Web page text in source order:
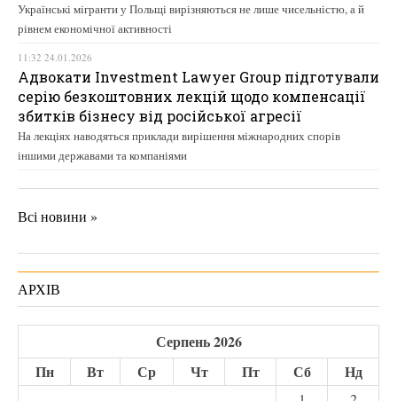
Українські мігранти у Польщі вирізняються не лише чисельністю, а й
рівнем економічної активності
11:32 24.01.2026
Адвокати Investment Lawyer Group підготували
серію безкоштовних лекцій щодо компенсації
збитків бізнесу від російської агресії
На лекціях наводяться приклади вирішення міжнародних спорів
іншими державами та компаніями
Всі новини »
АРХІВ
Серпень 2026
Пн
Вт Ср Чт Пт Сб Нд